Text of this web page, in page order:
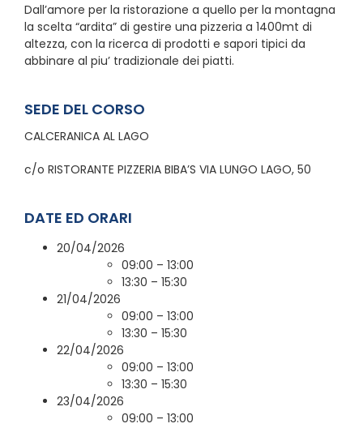
Dall’amore per la ristorazione a quello per la montagna
la scelta “ardita” di gestire una pizzeria a 1400mt di
altezza, con la ricerca di prodotti e sapori tipici da
abbinare al piu’ tradizionale dei piatti.
SEDE DEL CORSO
CALCERANICA AL LAGO
c/o RISTORANTE PIZZERIA BIBA’S VIA LUNGO LAGO, 50
DATE ED ORARI
20/04/2026
09:00 – 13:00
13:30 – 15:30
21/04/2026
09:00 – 13:00
13:30 – 15:30
22/04/2026
09:00 – 13:00
13:30 – 15:30
23/04/2026
09:00 – 13:00